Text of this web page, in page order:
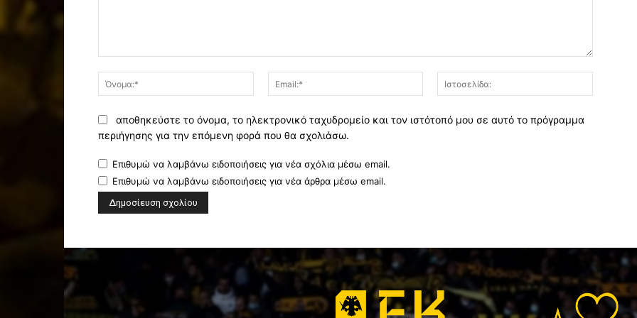
Όνομα:*
Email:*
αποθηκεύστε το όνομα, το ηλεκτρονικό ταχυδρομείο και τον ιστότοπό μου σε αυτό το πρόγραμμα
περιήγησης για την επόμενη φορά που θα σχολιάσω.
Επιθυμώ να λαμβάνω ειδοποιήσεις για νέα σχόλια μέσω email.
Επιθυμώ να λαμβάνω ειδοποιήσεις για νέα άρθρα μέσω email.